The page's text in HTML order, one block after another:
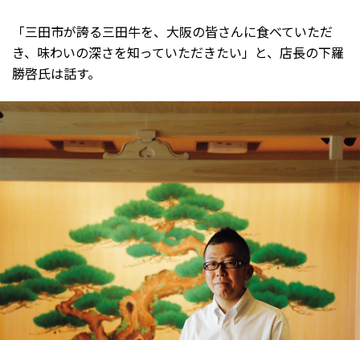
「三田市が誇る三田牛を、大阪の皆さんに食べていただ
き、味わいの深さを知っていただきたい」と、店長の下羅
勝啓氏は話す。